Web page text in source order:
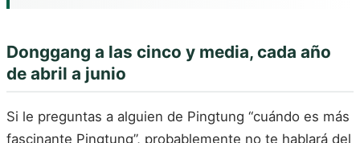
Donggang a las cinco y media, cada año
de abril a junio
Si le preguntas a alguien de Pingtung “cuándo es más
fascinante Pingtung”, probablemente no te hablará del